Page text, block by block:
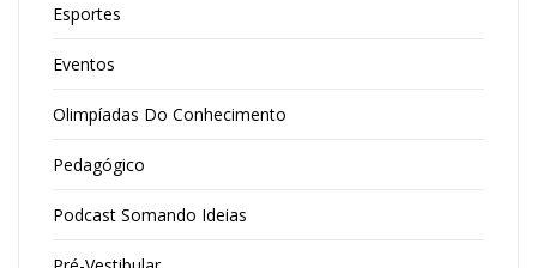
Esportes
Eventos
Olimpíadas Do Conhecimento
Pedagógico
Podcast Somando Ideias